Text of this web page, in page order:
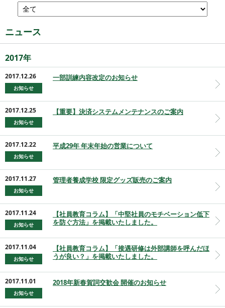
ニュース
2017年
2017.12.26
お知らせ
一部訓練内容改定のお知らせ
2017.12.25
お知らせ
【重要】決済システムメンテナンスのご案内
2017.12.22
お知らせ
平成29年 年末年始の営業について
2017.11.27
お知らせ
管理者養成学校 限定グッズ販売のご案内
2017.11.24
お知らせ
【社員教育コラム】「中堅社員のモチベーション低下
を防ぐ方法」を掲載いたしました。
2017.11.04
お知らせ
【社員教育コラム】「接遇研修は外部講師を呼んだほ
うが良い？」を掲載いたしました。
2017.11.01
お知らせ
2018年新春賀詞交歓会 開催のお知らせ